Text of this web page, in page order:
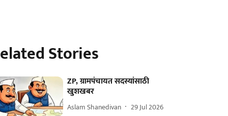
Stories
ZP, ग्रामपंचायत सदस्यांसाठी
खुशखबर
Aslam Shanedivan 29 Jul 2026